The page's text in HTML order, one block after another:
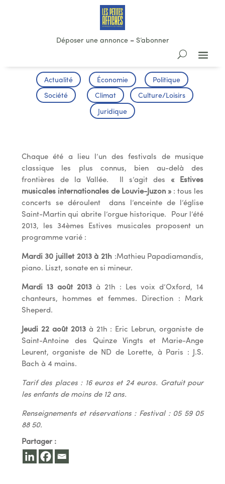
Déposer une annonce– S’abonner
Actualité Économie Politique
Société Climat Culture/Loisirs
Juridique
Chaque été a lieu l’un des festivals de musique
classique les plus connus, bien au-delà des
frontières de la Vallée. Il s’agit des« Estives
musicales internationales de Louvie-Juzon »: tous les
concerts se déroulent dans l’enceinte de l’église
Saint-Martin qui abrite l’orgue historique. Pour l’été
2013, les 34èmes Estives musicales proposent un
programme varié :
Mardi 30 juillet 2013 à 21h :Mathieu Papadiamandis,
piano. Liszt, sonate en si mineur.
Mardi 13 août 2013à 21h : Les voix d’Oxford, 14
chanteurs, hommes et femmes. Direction : Mark
Sheperd.
Jeudi 22 août 2013à 21h : Eric Lebrun, organiste de
Saint-Antoine des Quinze Vingts et Marie-Ange
Leurent, organiste de ND de Lorette, à Paris : J.S.
Bach à 4 mains.
Tarif des places : 16 euros et 24 euros. Gratuit pour
les enfants de moins de 12 ans.
Renseignements et réservations : Festival : 05 59 05
88 50.
Partager :